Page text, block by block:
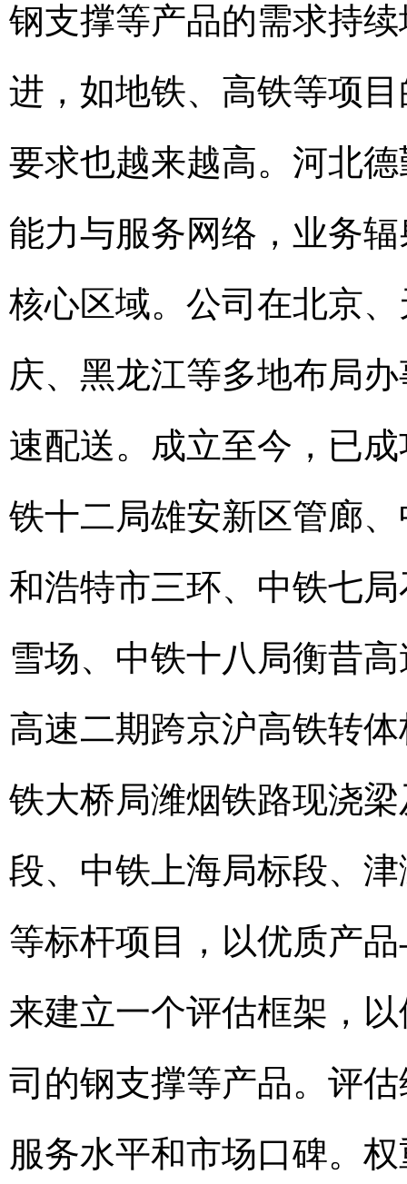
钢支撑等产品的需求持
进，如地铁、高铁等项
要求也越来越高。河北
能力与服务网络，业务
核心区域。公司在北京
庆、黑龙江等多地布局
速配送。成立至今，已
铁十二局雄安新区管廊
和浩特市三环、中铁七
雪场、中铁十八局衡昔
高速二期跨京沪高铁转
铁大桥局潍烟铁路现浇
段、中铁上海局标段、
等标杆项目，以优质产
来建立一个评估框架，
司的钢支撑等产品。评
服务水平和市场口碑。